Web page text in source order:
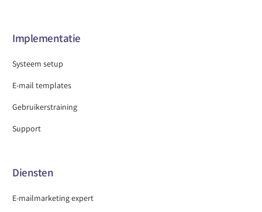
Implementatie
Systeem setup
E-mail templates
Gebruikerstraining
Support
Diensten
E-mailmarketing expert